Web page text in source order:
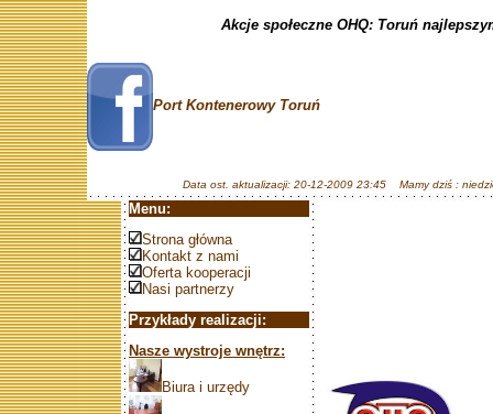
Akcje społeczne OHQ: Toruń
Port Kontenerowy Toruń
Data ost. aktualizacji: 20-12-2009 23:45 Mamy dziś :
Menu:
Strona główna
Kontakt z nami
Oferta kooperacji
Nasi partnerzy
Przykłady realizacji:
Nasze wystroje wnętrz:
Biura i urzędy